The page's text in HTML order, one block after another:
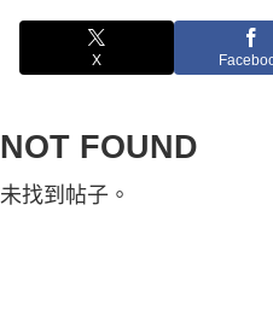
X
NOT FOUND
未找到帖子。